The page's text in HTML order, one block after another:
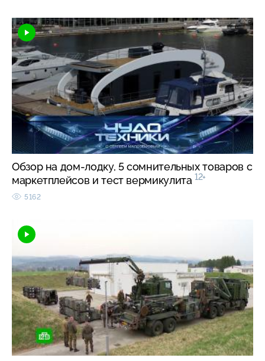
Обзор на дом-лодку, 5 сомнительных товаров с
маркетплейсов и тест вермикулита 12+
5162